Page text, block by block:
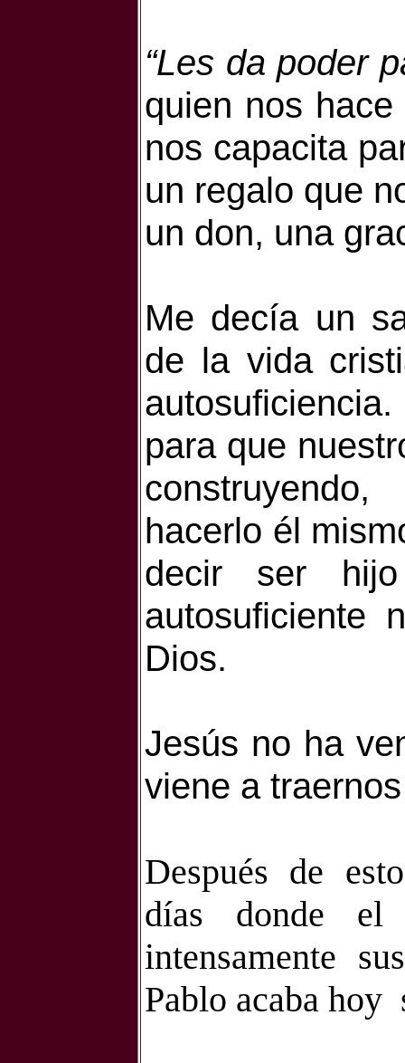
“Les da poder
quien nos
nos capacita
un regalo que
un don, una
Me decía un
de la vida
para que
hacerlo él
decir ser
autosuficiente
Dios.
Jesús no ha
viene a
Después de
días donde el
intensamente
Pablo acaba hoy